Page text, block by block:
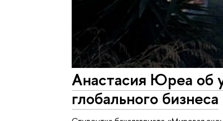
Анастасия Юреа об
глобального бизнеса